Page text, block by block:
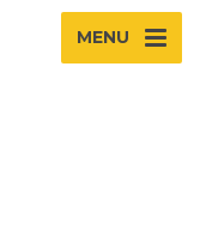
MENU